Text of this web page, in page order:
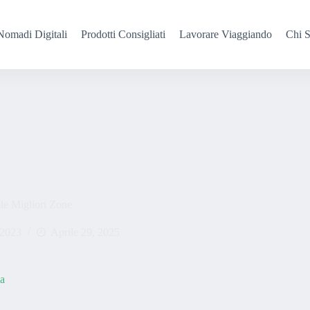
Digitali Prodotti Consigliati Lavorare Viaggiando Chi